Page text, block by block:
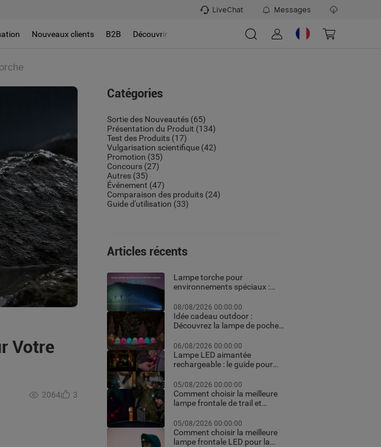
LiveChat Messages
Nouveaux clients B2B Découvrir
Votre
2064 3
Catégories
Sortie des Nouveautés (65)
Présentation du Produit (134)
Test des Produits (17)
Vulgarisation scientifique (42)
Promotion (35)
Concours (27)
Autres (35)
Événement (47)
Comparaison des produits (24)
Guide d'utilisation (33)
Articles récents
Lampe torche pour
environnements spéciaux :
professionnels extrêmes
08/08/2026 00:00:00
Idée cadeau outdoor :
Découvrez la lampe de poche
équipements high-tech pour
Noël
06/08/2026 00:00:00
Lampe LED aimantée
rechargeable : le guide pour
05/08/2026 00:00:00
Comment choisir la meilleure
lampe frontale de trail et
nuit
05/08/2026 00:00:00
Comment choisir la meilleure
lampe frontale LED pour la